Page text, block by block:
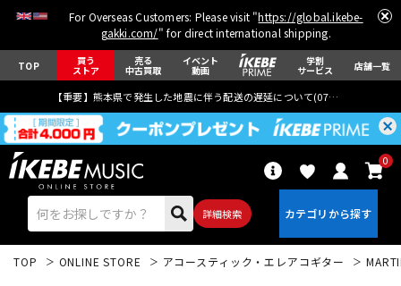
For Overseas Customers: Please visit "https://global.ikebe-
gakki.com/" for direct international shipping.
TOP 買う
ストア
売る
中古買取
イベント
動画
学割
サービス 店舗一覧
【重要】熊本県で発生した地震に伴う配送の遅延について(07月29日
詳細検索
0
TOP ONLINE STORE アコースティック・エレアコギター